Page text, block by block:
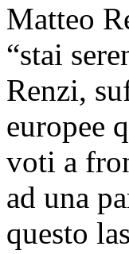
Matteo
“stai
Renzi,
europee
voti a
ad una
questo